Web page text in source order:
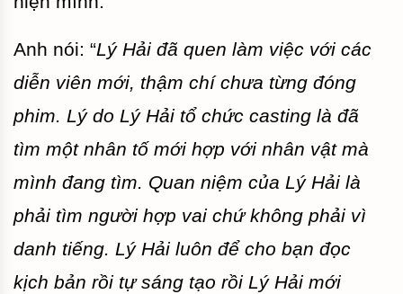
Anh nói: “Lý Hải đã quen làm việc với các
diễn viên mới, thậm chí chưa từng đóng
phim. Lý do Lý Hải tổ chức casting là đã
tìm một nhân tố mới hợp với nhân vật mà
mình đang tìm. Quan niệm của Lý Hải là
phải tìm người hợp vai chứ không phải vì
danh tiếng. Lý Hải luôn để cho bạn đọc
kịch bản rồi tự sáng tạo rồi Lý Hải mới